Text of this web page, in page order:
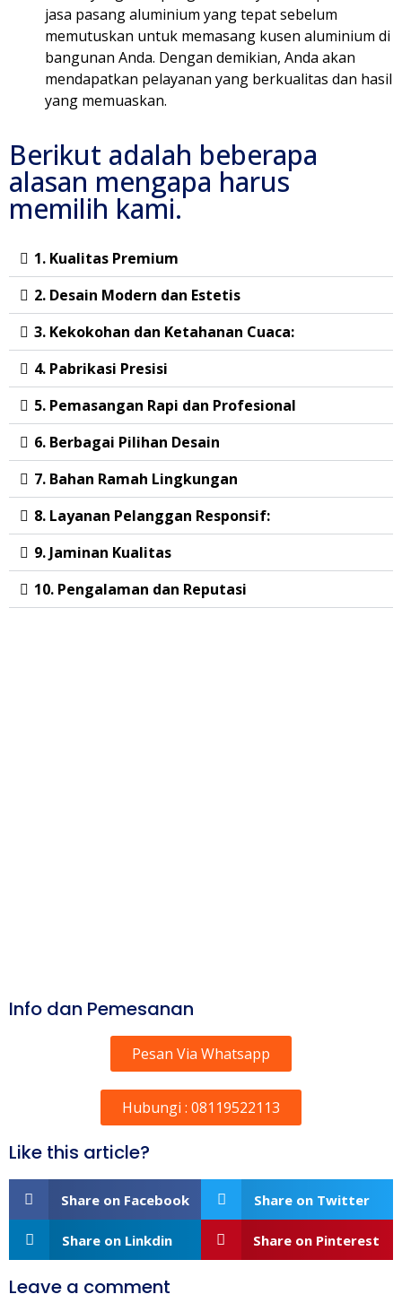
jasa pasang aluminium yang tepat sebelum
memutuskan untuk memasang kusen aluminium di
bangunan Anda. Dengan demikian, Anda akan
mendapatkan pelayanan yang berkualitas dan hasil
yang memuaskan.
Berikut adalah beberapa
alasan mengapa harus
memilih kami.
1. Kualitas Premium
2. Desain Modern dan Estetis
3. Kekokohan dan Ketahanan Cuaca:
4. Pabrikasi Presisi
5. Pemasangan Rapi dan Profesional
6. Berbagai Pilihan Desain
7. Bahan Ramah Lingkungan
8. Layanan Pelanggan Responsif:
9. Jaminan Kualitas
10. Pengalaman dan Reputasi
Info dan Pemesanan
Pesan Via Whatsapp
Hubungi : 08119522113
Like this article?
Share on Facebook Share on Twitter
Share on Linkdin Share on Pinterest
Leave a comment